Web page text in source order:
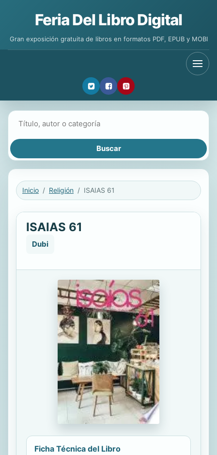
Feria Del Libro Digital
Gran exposición gratuita de libros en formatos PDF, EPUB y MOBI
Inicio Religión ISAIAS 61
ISAIAS 61
Dubi
Ficha Técnica del Libro